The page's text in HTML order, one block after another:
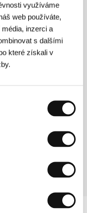
využíváme
web používáte,
inzerci a
s dalšími
které získali v
2002, 82 min